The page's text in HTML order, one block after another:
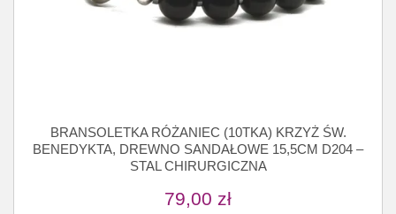
BRANSOLETKA RÓŻANIEC (10TKA) KRZYŻ ŚW.
BENEDYKTA, DREWNO SANDAŁOWE 15,5CM D204 –
STAL CHIRURGICZNA
79,00 zł